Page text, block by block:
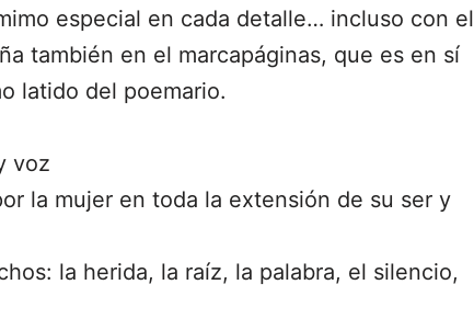
especial en cada detalle… incluso con el
también en el marcapáginas, que es en sí
latido del poemario.
voz
la mujer en toda la extensión de su ser y
la herida, la raíz, la palabra, el silencio,